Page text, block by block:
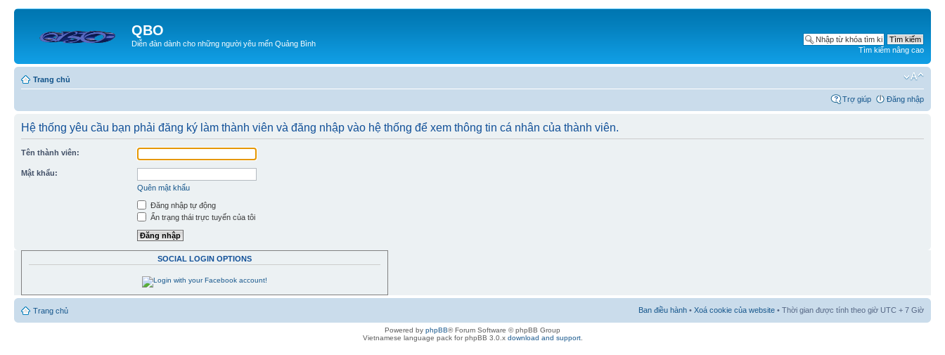
QBO
Diễn đàn dành cho những người yêu mến Quảng Bình
Tìm kiếm nâng cao
Trang chủ
Trợ giúp Đăng nhập
Hệ thống yêu cầu bạn phải đăng ký làm thành viên và đăng nhập vào hệ thống để xem thông tin cá nhân của thành viên.
Tên thành viên:
Mật khẩu:
Quên mật khẩu
Đăng nhập tự động
Ẩn trạng thái trực tuyến của tôi
SOCIAL LOGIN OPTIONS
Trang chủ Ban điều hành • Xoá cookie của website • Thời gian được tính theo giờ UTC + 7 Giờ
Powered by phpBB® Forum Software © phpBB Group
Vietnamese language pack for phpBB 3.0.x download and support.